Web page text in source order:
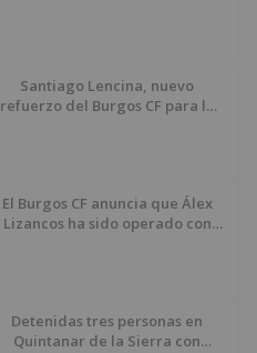
Santiago Lencina, nuevo
refuerzo del Burgos CF para la
El Burgos CF anuncia que Álex
Lizancos ha sido operado con
Detenidas tres personas en
Quintanar de la Sierra con